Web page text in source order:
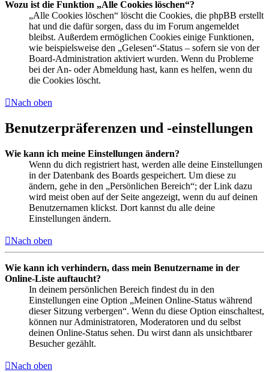
Wozu ist die Funktion „Alle Cookies löschen“?
„Alle Cookies löschen“ löscht die Cookies, die phpBB erstellt
hat und die dafür sorgen, dass du im Forum angemeldet
bleibst. Außerdem ermöglichen Cookies einige Funktionen,
wie beispielsweise den „Gelesen“-Status – sofern sie von der
Board-Administration aktiviert wurden. Wenn du Probleme
bei der An- oder Abmeldung hast, kann es helfen, wenn du
die Cookies löscht.
Nach oben
Benutzerpräferenzen und -einstellungen
Wie kann ich meine Einstellungen ändern?
Wenn du dich registriert hast, werden alle deine Einstellungen
in der Datenbank des Boards gespeichert. Um diese zu
ändern, gehe in den „Persönlichen Bereich“; der Link dazu
wird meist oben auf der Seite angezeigt, wenn du auf deinen
Benutzernamen klickst. Dort kannst du alle deine
Einstellungen ändern.
Nach oben
Wie kann ich verhindern, dass mein Benutzername in der
Online-Liste auftaucht?
In deinem persönlichen Bereich findest du in den
Einstellungen eine Option „Meinen Online-Status während
dieser Sitzung verbergen“. Wenn du diese Option einschaltest,
können nur Administratoren, Moderatoren und du selbst
deinen Online-Status sehen. Du wirst dann als unsichtbarer
Besucher gezählt.
Nach oben